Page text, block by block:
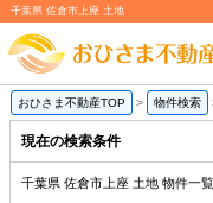
千葉県 佐倉市上座 土地
おひさま不動産TOP > 物件検索
現在の検索条件
千葉県 佐倉市上座 土地 物件一覧